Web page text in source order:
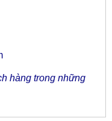
hàng trong những